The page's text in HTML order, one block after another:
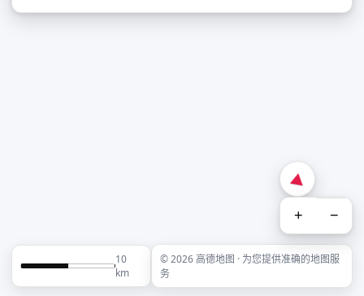
+ −
10
km
© 2026 高德地图 · 为您提供准确的地图服
务